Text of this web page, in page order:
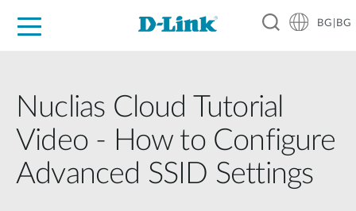
BG|BG
Nuclias Cloud Tutorial
Video - How to Configure
Advanced SSID Settings